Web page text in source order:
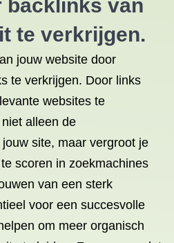
backlinks van
te verkrijgen.
jouw website door
te verkrijgen. Door links
websites te
alleen de
site, maar vergroot je
scoren in zoekmachines
van een sterk
voor een succesvolle
om meer organisch